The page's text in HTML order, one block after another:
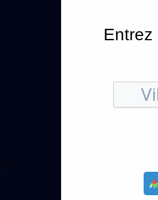
Entrez